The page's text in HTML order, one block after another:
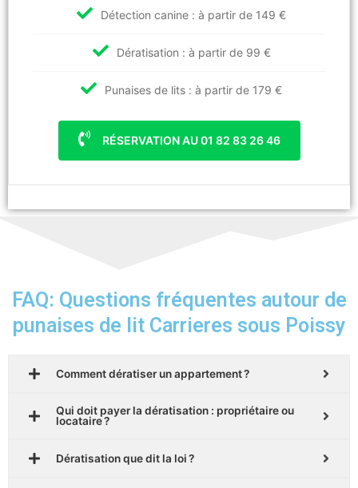
Détection canine : à partir de 149 €
Dératisation : à partir de 99 €
Punaises de lits : à partir de 179 €
RÉSERVATION AU 01 82 83 26 46
FAQ: Questions fréquentes autour de
punaises de lit Carrieres sous Poissy
Comment dératiser un appartement ?
Qui doit payer la dératisation : propriétaire ou
locataire ?
Dératisation que dit la loi ?